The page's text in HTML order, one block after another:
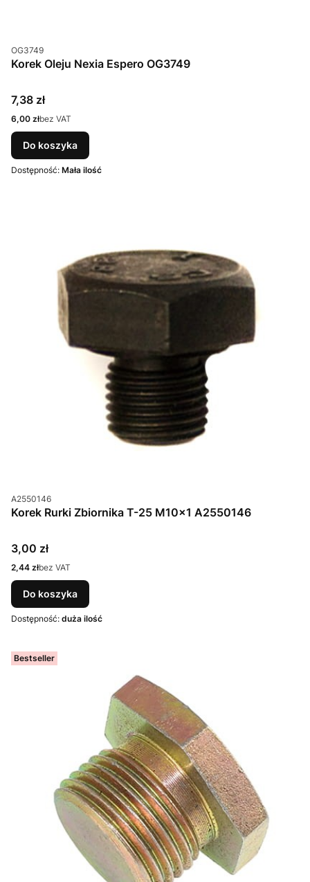
Kod produktu
OG3749
Korek Oleju Nexia Espero OG3749
Cena
7,38 zł
Cena
6,00 złbez VAT
Do koszyka
Dostępność: Mała ilość
Kod produktu
A2550146
Korek Rurki Zbiornika T-25 M10x1 A2550146
Cena
3,00 zł
Cena
2,44 złbez VAT
Do koszyka
Dostępność: duża ilość
Bestseller